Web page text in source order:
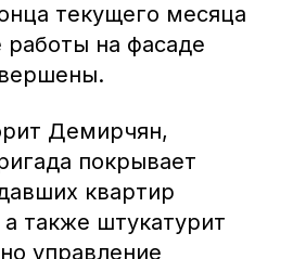
текущего месяца
работы на фасаде
Демирчян,
покрывает
квартир
также штукатурит
управление